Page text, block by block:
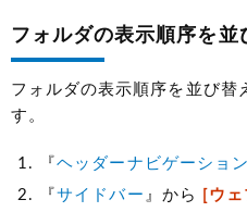
フォルダの表示順序を並
フォルダの表示順序を並び替
す。
『ヘッダーナビゲーション
『サイドバー 』から [ウェ